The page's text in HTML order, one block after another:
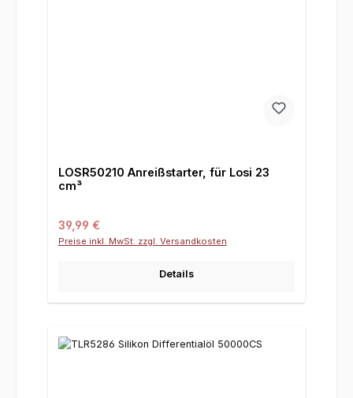
LOSR50210 Anreißstarter, für Losi 23
cm³
Regulärer Preis:
39,99 €
Preise inkl. MwSt. zzgl. Versandkosten
Details